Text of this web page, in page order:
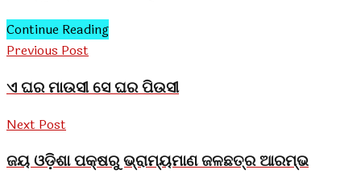
Continue Reading
Previous Post
ଏ ଘର ମାଉସୀ ସେ ଘର ପିଉସୀ
Next Post
ଜୟ ଓଡ଼ିଶା ପକ୍ଷରୁ ଭ୍ରାମ୍ୟମାଣ ଜଳଛତ୍ର ଆରମ୍ଭ